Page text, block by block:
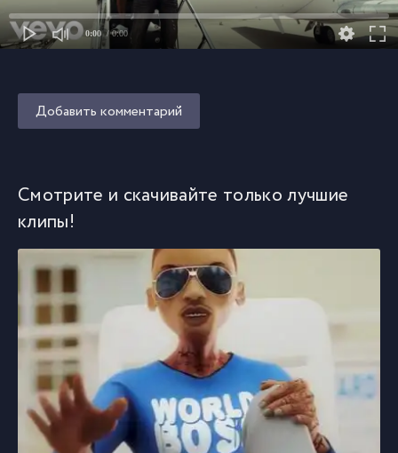
0:00 / 0:00
Добавить комментарий
Смотрите и скачивайте только лучшие
клипы!